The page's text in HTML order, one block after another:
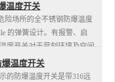
，此防爆温度开关可根...
温度开关
险场所的全不锈钢防爆温度
的弹簧设计。有报警、启
度开关对于苛刻环境及空间
所有金属接液部件均符合
爆温度开关
的防爆温度开关是带316远